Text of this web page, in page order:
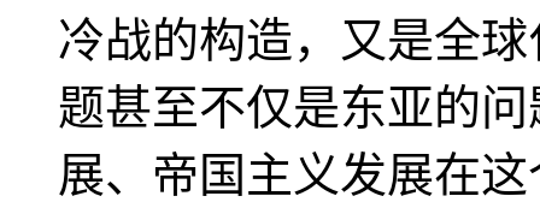
冷战的构造，又是全
题甚至不仅是东亚的
展、帝国主义发展在